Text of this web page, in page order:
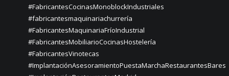
#FabricantesCocinasMonoblockIndustriales
#fabricantesmaquinariachurrería
#FabricantesMaquinariaFríoIndustrial
#FabricantesMobiliarioCocinasHostelería
#FabricantesVinotecas
#ImplantaciónAsesoramientoPuestaMarchaRestaurantesBares